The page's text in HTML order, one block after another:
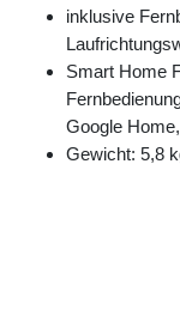
inklusive
Smart Home
Google
Gewicht: 5,8